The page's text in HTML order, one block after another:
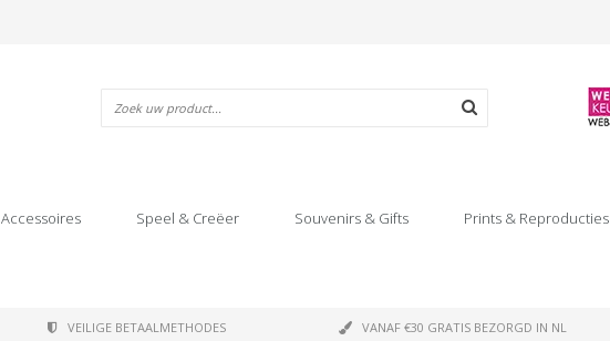
Accessoires Speel & Creëer Souvenirs & Gifts Prints & Reproducties
VEILIGE BETAALMETHODES VANAF €30 GRATIS BEZORGD IN NL